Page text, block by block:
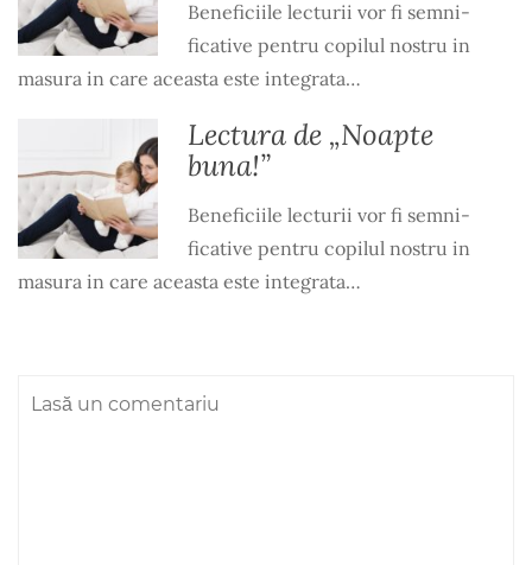
Beneficiile lecturii vor fi semni­
ficative pentru copilul nostru in
masura in care aceasta este integrata…
Lectura de „Noapte
buna!”
Beneficiile lecturii vor fi semni­
ficative pentru copilul nostru in
masura in care aceasta este integrata…